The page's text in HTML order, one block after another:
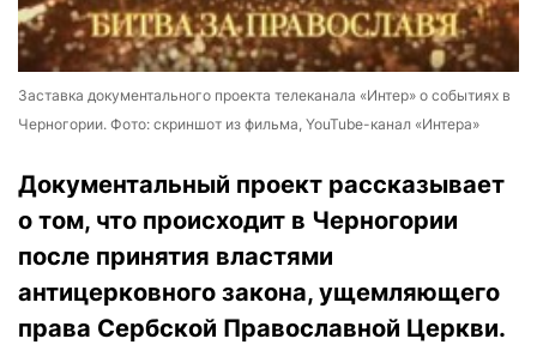
Заставка документального проекта телеканала «Интер» о событиях в
Черногории. Фото: скриншот из фильма, YouTube-канал «Интера»
Документальный проект рассказывает
о том, что происходит в Черногории
после принятия властями
антицерковного закона, ущемляющего
права Сербской Православной Церкви.